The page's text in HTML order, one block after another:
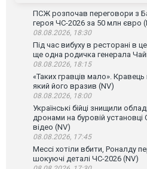
ПСЖ розпочав переговори з
героя ЧС-2026 за 50 млн євро
08.08.2026, 18:30
Під час вибуху в ресторані в
ще одна родичка генерала
08.08.2026, 18:15
«Таких гравців мало».
який його вразив (NV)
08.08.2026, 18:00
Українські бійці знищили
дронами на буровій
відео (NV)
08.08.2026, 17:45
Мессі хотіли вбити, Роналду
шокуючі деталі ЧС-2026 (NV)